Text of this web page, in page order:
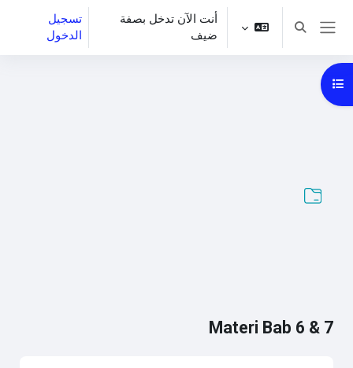
تخطى إلى المحتوى الرئيسي
تبديل إدخال البحث
أنت الآن تدخل بصفة
ضيف
تسجيل
الدخول
Materi Bab 6 & 7
فتح فهرس المقرر